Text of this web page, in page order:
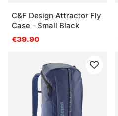
C&F Design Attractor Fly
Case - Small Black
€39.90